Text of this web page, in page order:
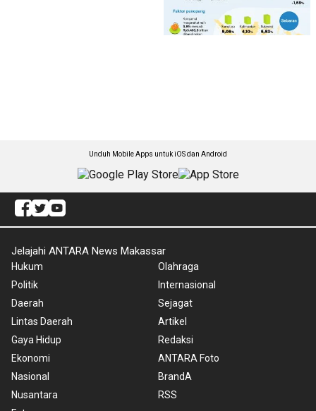
Unduh Mobile Apps untuk iOS dan Android
Jelajahi ANTARA News Makassar
Hukum
Politik
Daerah
Lintas Daerah
Gaya Hidup
Ekonomi
Nasional
Nusantara
Olahraga
Internasional
Sejagat
Artikel
Redaksi
ANTARA Foto
BrandA
RSS